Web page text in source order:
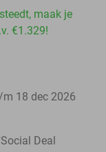
maak je
€1.329!
18 dec 2026
Deal